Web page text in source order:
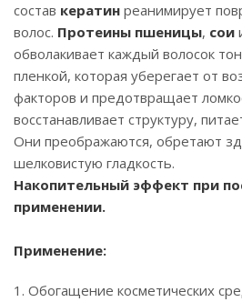
состав кератин реанимирует
волос. Протеины пшеницы, сои
обволакивает каждый волосок
пленкой, которая уберегает от
факторов и предотвращает
восстанавливает структуру,
Они преображаются, обретают
шелковистую гладкость.
Накопительный эффект при
применении.
Применение:
1. Обогащение косметических